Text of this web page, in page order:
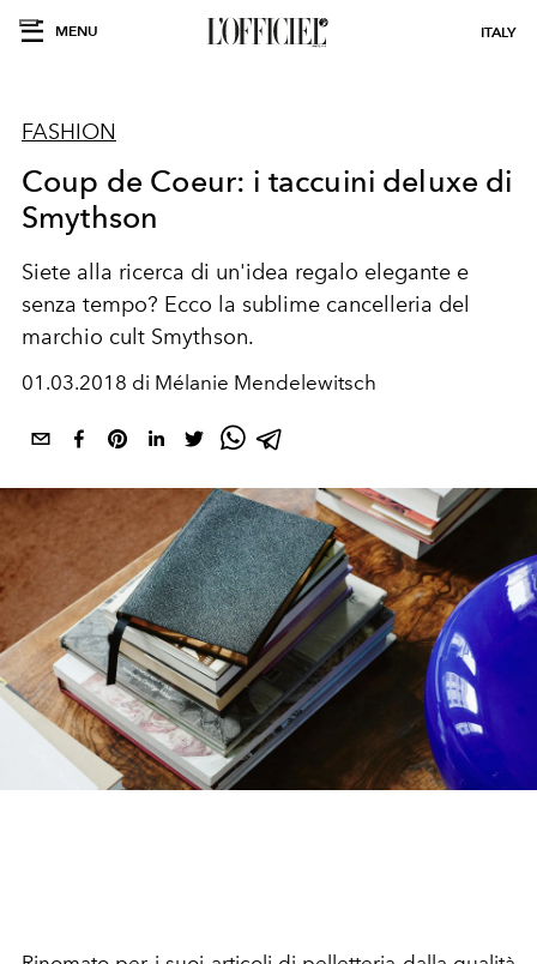
MENU ITALY
FASHION
Coup de Coeur: i taccuini deluxe di
Smythson
Siete alla ricerca di un'idea regalo elegante e
senza tempo? Ecco la sublime cancelleria del
marchio cult Smythson.
01.03.2018 di Mélanie Mendelewitsch